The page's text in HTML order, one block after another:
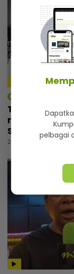
Tiada orang
menangis
Sarah, dapat
22 jam lalu
pelbagai